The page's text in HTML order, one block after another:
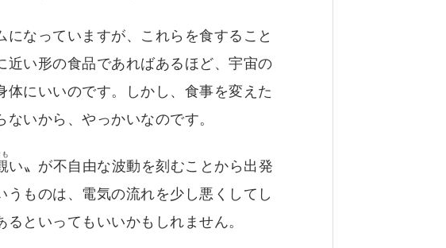
なっていますが、これらを食すること
い形の食品であればあるほど、宇宙の
にいいのです。しかし、食事を変えた
いから、やっかいなのです。
い〟が不自由な波動を刻むことから出発
ものは、電気の流れを少し悪くしてし
といってもいいかもしれません。